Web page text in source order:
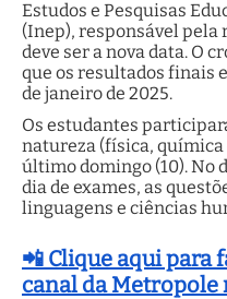
Estudos e Pesquisas
(Inep), responsável pela
deve ser a nova data. O
que os resultados finais
de janeiro de 2025.
Os estudantes
natureza (física,
último domingo (10). No
dia de exames, as
linguagens e ciências
📲 Clique aqui para
canal da Metropole